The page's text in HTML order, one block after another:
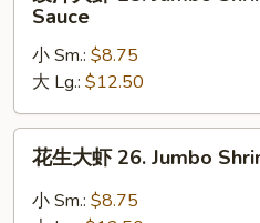
Mixed
Vegs
25.
Jumbo
Shrimp
Black
Bean
Sauce
小 Sm.: $8.75
大 Lg.: $12.50
花生大虾 26. Jumbo
小 Sm.: $8.75